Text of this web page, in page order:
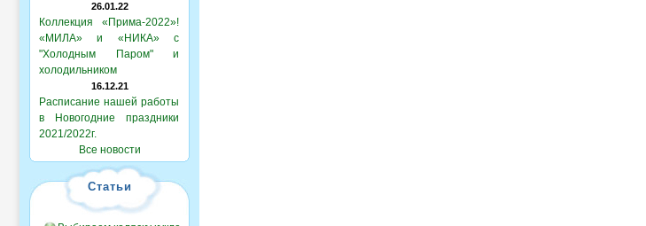
26.01.22
Коллекция «Прима-2022»!
«МИЛА» и «НИКА» с
"Холодным Паром" и
холодильником
16.12.21
Расписание нашей работы
в Новогодние праздники
2021/2022г.
Все новости
Статьи